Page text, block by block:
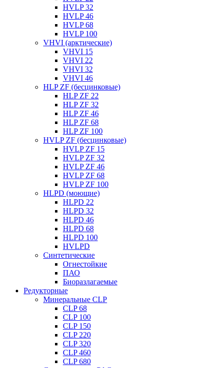
HVLP 32
HVLP 46
HVLP 68
HVLP 100
VHVI (арктические)
VHVI 15
VHVI 22
VHVI 32
VHVI 46
HLP ZF (бесцинковые)
HLP ZF 22
HLP ZF 32
HLP ZF 46
HLP ZF 68
HLP ZF 100
HVLP ZF (бесцинковые)
HVLP ZF 15
HVLP ZF 32
HVLP ZF 46
HVLP ZF 68
HVLP ZF 100
HLPD (моющие)
HLPD 22
HLPD 32
HLPD 46
HLPD 68
HLPD 100
HVLPD
Синтетические
Огнестойкие
ПАО
Биоразлагаемые
Редукторные
Минеральные CLP
CLP 68
CLP 100
CLP 150
CLP 220
CLP 320
CLP 460
CLP 680